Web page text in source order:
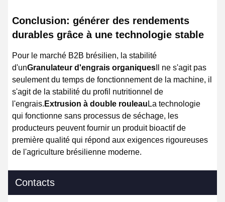
Conclusion: générer des rendements
durables grâce à une technologie stable
Pour le marché B2B brésilien, la stabilité
d'unGranulateur d'engrais organiques Il ne s'agit pas
seulement du temps de fonctionnement de la machine, il
s'agit de la stabilité du profil nutritionnel de
l'engrais. Extrusion à double rouleau La technologie
qui fonctionne sans processus de séchage, les
producteurs peuvent fournir un produit bioactif de
première qualité qui répond aux exigences rigoureuses
de l'agriculture brésilienne moderne.
Contacts